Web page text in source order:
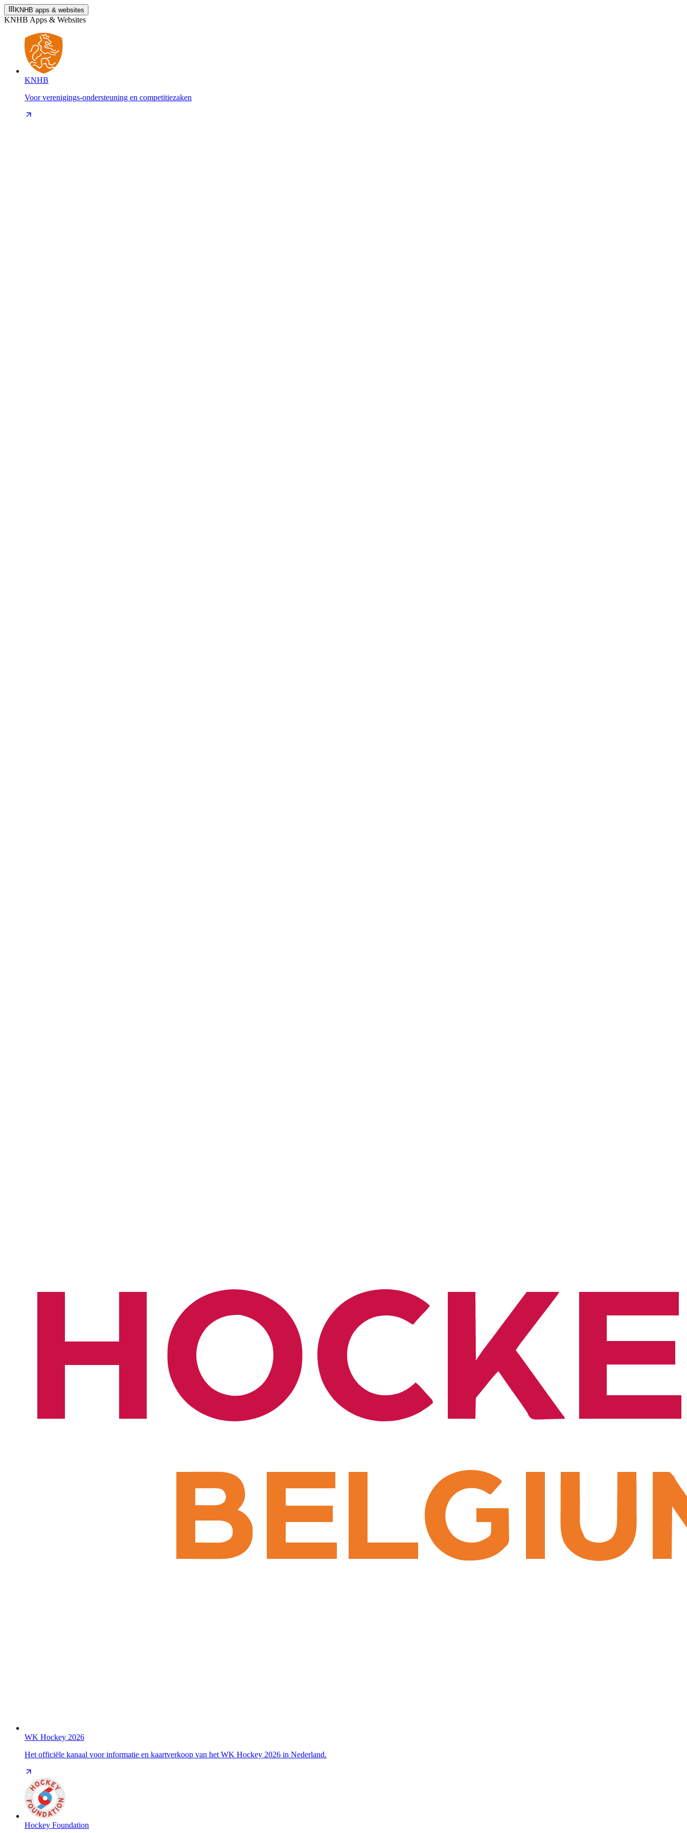
KNHB apps & websites
KNHB Apps & Websites
KNHB
Voor verenigings-ondersteuning en competitiezaken
WK Hockey 2026
Het officiële kanaal voor informatie en kaartverkoop van het WK Hockey 2026 in Nederland.
Hockey Foundation